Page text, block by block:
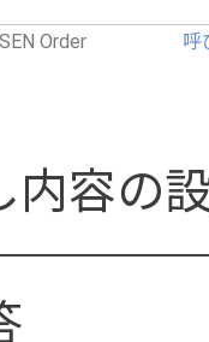
Order 呼
内容の